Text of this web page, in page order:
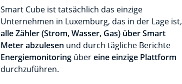
Smart Cube ist tatsächlich das einzige
Unternehmen in Luxemburg, das in der Lage ist,
alle Zähler (Strom, Wasser, Gas) über Smart
Meter abzulesen und durch tägliche Berichte
Energiemonitoringübereine einzige Plattform
durchzuführen.